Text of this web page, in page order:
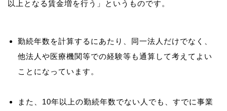
勤続年数を計算するにあたり、同一法人だけでなく、
他法人や医療機関等での経験等も通算して考えてよい
ことになっています。
また、10年以上の勤続年数でない人でも、すでに事業